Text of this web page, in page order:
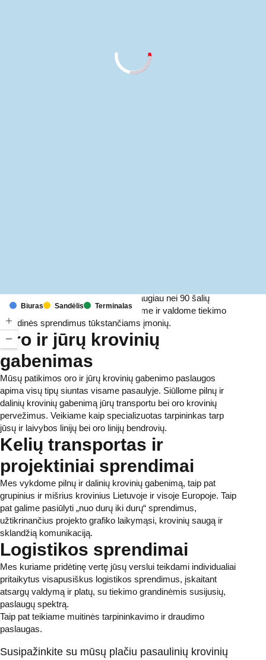
Biuras Sandėlis Terminalas
Turėdami atstovybes ir terminalus daugiau nei 90 šalių
šešiuose žemynuose, kasdien teikiame ir valdome tiekimo
grandinės sprendimus tūkstančiams įmonių.
Oro ir jūrų krovinių
gabenimas
Mūsų patikimos oro ir jūrų krovinių gabenimo paslaugos
apima visų tipų siuntas visame pasaulyje. Siūllome pilnų ir
dalinių krovinių gabenimą jūrų transportu bei oro krovinių
pervežimus. Veikiame kaip specializuotas tarpininkas tarp
jūsų ir laivybos linijų bei oro linijų bendrovių.
Kelių transportas ir
projektiniai sprendimai
Mes vykdome pilnų ir dalinių krovinių gabenimą, taip pat
grupinius ir mišrius krovinius Lietuvoje ir visoje Europoje. Taip
pat galime pasiūlyti „nuo durų iki durų“ sprendimus,
užtikrinančius projekto grafiko laikymąsi, krovinių saugą ir
sklandžią komunikaciją.
Logistikos sprendimai
Mes kuriame pridėtinę vertę jūsų verslui teikdami individualiai
pritaikytus visapusiškus logistikos sprendimus, įskaitant
atsargų valdymą ir platų, su tiekimo grandinėmis susijusių,
paslaugų spektrą.
Taip pat teikiame muitinės tarpininkavimo ir draudimo
paslaugas.
Susipažinkite su mūsų plačiu pasaulinių krovinių